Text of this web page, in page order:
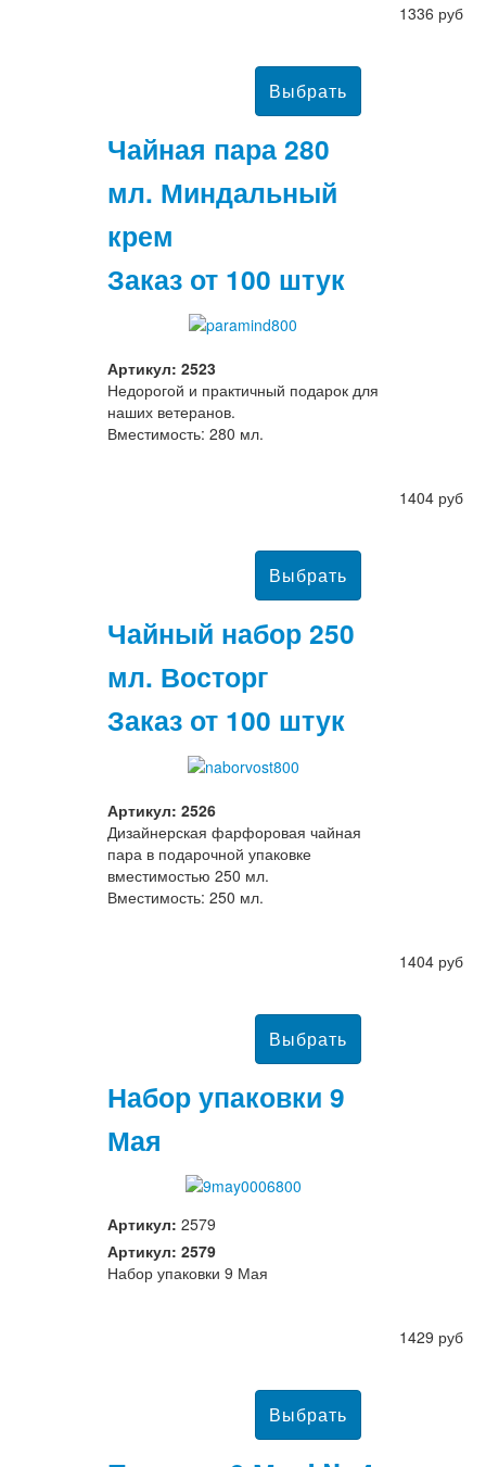
1336 руб
Чайная пара 280
мл. Миндальный
крем
Заказ от 100 штук
Артикул: 2523
Недорогой и практичный подарок для
наших ветеранов.
Вместимость: 280 мл.
1404 руб
Чайный набор 250
мл. Восторг
Заказ от 100 штук
Артикул: 2526
Дизайнерская фарфоровая чайная
пара в подарочной упаковке
вместимостью 250 мл.
Вместимость: 250 мл.
1404 руб
Набор упаковки 9
Мая
Артикул: 2579
Артикул: 2579
Набор упаковки 9 Мая
1429 руб